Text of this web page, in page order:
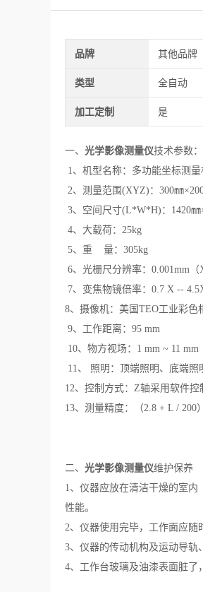
品牌 其他品牌
类型 全自动
加工定制 是
一、 光学影像测量仪技术参数：
1、机型名称：多功能坐标测量
2、测量范围(XYZ)：300㎜
3、空间尺寸(L*W*H)：1420㎜
4、大载荷：25kg
5、重 量：305kg
6、光栅尺分辨率：0.001mm（
7、变焦物镜倍率：0.7 X --
8、摄像机：美国TEO工业彩
9、工作距离：95 mm
10、物方视场：1 mm ~ 11 mm
11、 照明：顶端照明、底端
12、控制方式：Z轴采用软件
13、测量精度：（2.8 + L / 200
二、 光学影像测量仪维护保养
1、仪器应放在清洁干燥的室
性能。
2、仪器使用完毕，工作面应随
3、仪器的传动机构及运动导轨
4、工作台玻璃及油漆表面脏了